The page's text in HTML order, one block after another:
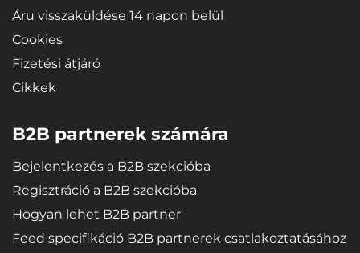
Áru visszaküldése 14 napon belül
Cookies
Fizetési átjáró
Cikkek
B2B partnerek számára
Bejelentkezés a B2B szekcióba
Regisztráció a B2B szekcióba
Hogyan lehet B2B partner
Feed specifikáció B2B partnerek csatlakoztatásához